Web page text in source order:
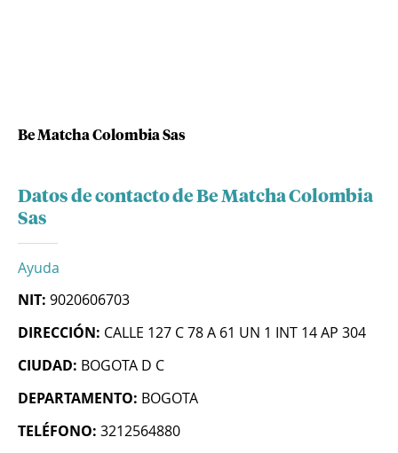
Be Matcha Colombia Sas
Datos de contacto de Be Matcha Colombia
Sas
Ayuda
NIT: 9020606703
DIRECCIÓN: CALLE 127 C 78 A 61 UN 1 INT 14 AP 304
CIUDAD: BOGOTA D C
DEPARTAMENTO: BOGOTA
TELÉFONO: 3212564880